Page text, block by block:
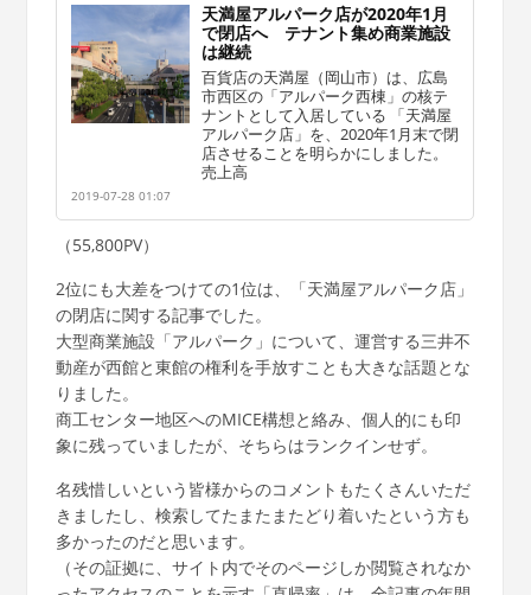
天満屋アルパーク店が2020年1月
で閉店へ テナント集め商業施設
は継続
百貨店の天満屋（岡山市）は、広島
市西区の「アルパーク西棟」の核テ
ナントとして入居している 「天満屋
アルパーク店」を、2020年1月末で閉
店させることを明らかにしました。
売上高
2019-07-28 01:07
（55,800PV）
2位にも大差をつけての1位は、「天満屋アルパーク店」
の閉店に関する記事でした。
大型商業施設「アルパーク」について、運営する三井不
動産が西館と東館の権利を手放すことも大きな話題とな
りました。
商工センター地区へのMICE構想と絡み、個人的にも印
象に残っていましたが、そちらはランクインせず。
名残惜しいという皆様からのコメントもたくさんいただ
きましたし、検索してたまたまたどり着いたという方も
多かったのだと思います。
（その証拠に、サイト内でそのページしか閲覧されなか